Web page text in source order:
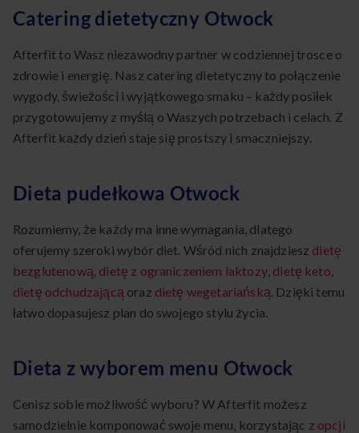
Catering dietetyczny Otwock
Afterfit to Wasz niezawodny partner w codziennej trosce o
zdrowie i energię. Nasz catering dietetyczny to połączenie
wygody, świeżości i wyjątkowego smaku – każdy posiłek
przygotowujemy z myślą o Waszych potrzebach i celach. Z
Afterfit każdy dzień staje się prostszy i smaczniejszy.
Dieta pudełkowa Otwock
Rozumiemy, że każdy ma inne wymagania, dlatego
oferujemy szeroki wybór diet. Wśród nich znajdziesz dietę
bezglutenową dietę z ograniczeniem laktozy, dietę keto
dietę odchudzającą oraz dietę wegetariańską . Dzięki temu
łatwo dopasujesz plan do swojego stylu życia.
Dieta z wyborem menu Otwock
Cenisz sobie możliwość wyboru? W Afterfit możesz
samodzielnie komponować swoje menu, korzystając z opcji